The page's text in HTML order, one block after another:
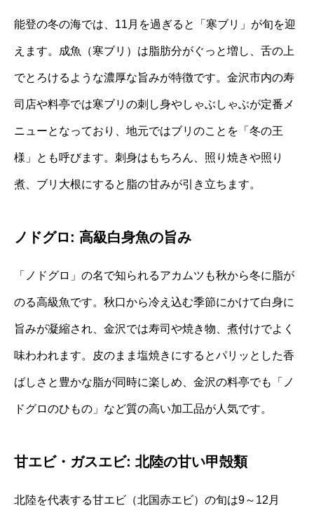
能登の冬の海では、11月を過ぎると「寒ブリ」が旬を迎
えます。成魚（寒ブリ）は脂肪分がぐっと増し、舌の上
でとろけるような濃厚な旨みが特徴です。金沢市内の寿
司店や料亭では寒ブリの刺し身やしゃぶしゃぶが定番メ
ニューとなっており、地元ではブリのことを「冬の王
様」とも呼びます。刺身はもちろん、照り焼きや照り
煮、ブリ大根にすると脂の甘みが引き立ちます。
ノドグロ: 高級白身魚の旨み
「ノドグロ」の名で知られるアカムツも秋から冬に脂が
のる高級魚です。秋口から冷え込む季節にかけて白身に
旨みが凝縮され、金沢では寿司や焼き物、煮付けでよく
味わわれます。皮のまま塩焼きにするとパリッとした香
ばしさと豊かな脂が同時に楽しめ、金沢の料亭でも「ノ
ドグロのひもの」など質の高い加工品が人気です。
甘エビ・ガスエビ: 北陸の甘い甲殻類
北陸を代表する甘エビ（北国赤エビ）の旬は9～12月